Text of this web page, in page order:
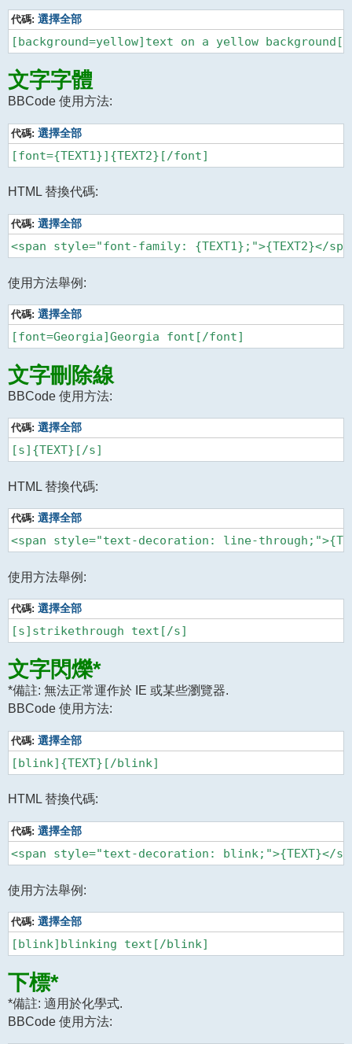
代碼: 選擇全部
文字字體
BBCode 使用方法:
代碼: 選擇全部
HTML 替換代碼:
代碼: 選擇全部
使用方法舉例:
代碼: 選擇全部
文字刪除線
BBCode 使用方法:
代碼: 選擇全部
HTML 替換代碼:
代碼: 選擇全部
使用方法舉例:
代碼: 選擇全部
文字閃爍*
*備註: 無法正常運作於 IE 或某些瀏覽器.
BBCode 使用方法:
代碼: 選擇全部
HTML 替換代碼:
代碼: 選擇全部
使用方法舉例:
代碼: 選擇全部
下標*
*備註: 適用於化學式.
BBCode 使用方法: